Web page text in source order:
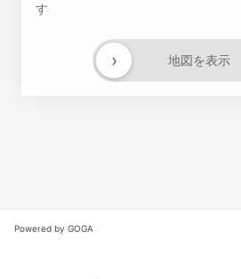
す
地図を表示
›
Powered by GOGA